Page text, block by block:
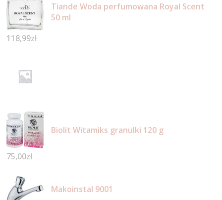
Tiande Woda perfumowana Royal Scent
50 ml
118,99zł
Biolit Witamiks granulki 120 g
75,00zł
Makoinstal 9001